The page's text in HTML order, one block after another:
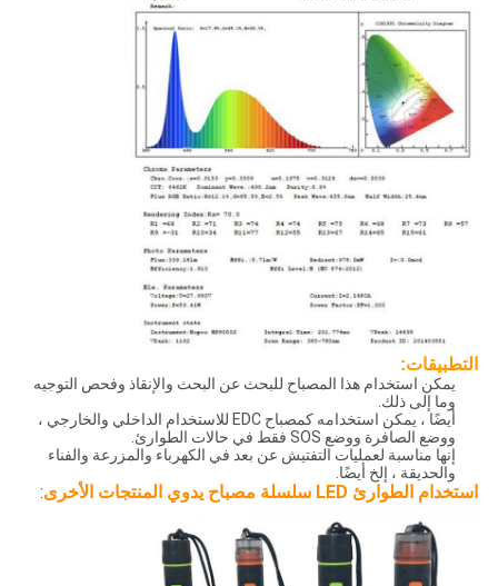
التطبيقات:
يمكن استخدام هذا المصباح للبحث عن البحث والإنقاذ وفحص التوجيه
وما إلى ذلك.
أيضًا ، يمكن استخدامه كمصباح EDC للاستخدام الداخلي والخارجي ،
ووضع الصافرة ووضع SOS فقط في حالات الطوارئ.
إنها مناسبة لعمليات التفتيش عن بعد في الكهرباء والمزرعة والفناء
والحديقة ، إلخ أيضًا.
استخدام الطوارئ LED سلسلة مصباح يدوي المنتجات الأخرى :